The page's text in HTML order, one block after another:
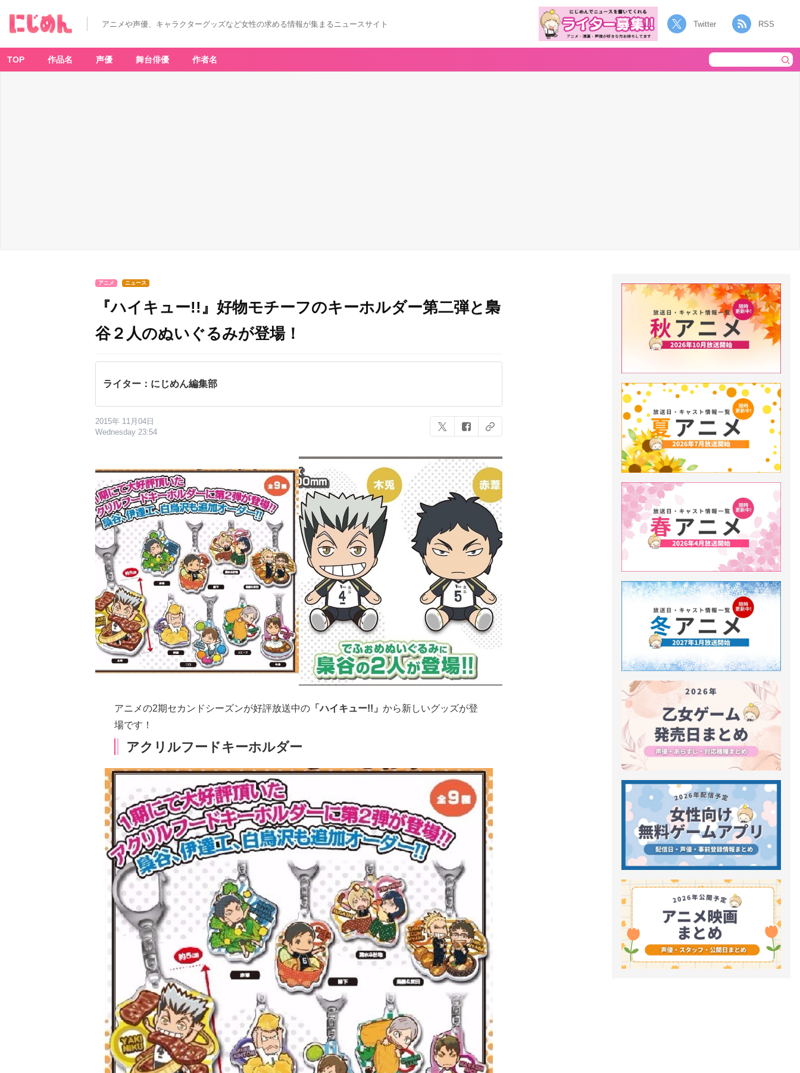
アニメや声優、キャラクターグッズなど女性の求める情報が集まるニュースサイト Twitter RSS
TOP 作品名 声優 舞台俳優 作者名
アニメ ニュース
『ハイキュー!!』好物モチーフのキーホルダー第二弾と梟
谷２人のぬいぐるみが登場！
ライター：にじめん編集部
2015年 11月04日
Wednesday 23:54
アニメの2期セカンドシーズンが好評放送中の 「ハイキュー!!」 から新しいグッズが登
場です！
アクリルフードキーホルダー